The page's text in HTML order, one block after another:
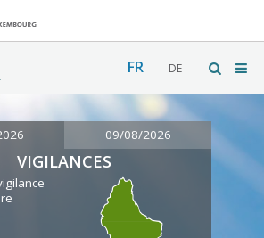
FR DE
09/08/2026
VIGILANCES